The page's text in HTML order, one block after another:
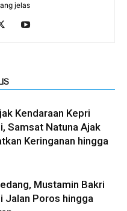
jelas
Kendaraan Kepri
Samsat Natuna Ajak
Keringanan hingga
Mustamin Bakri
Jalan Poros hingga